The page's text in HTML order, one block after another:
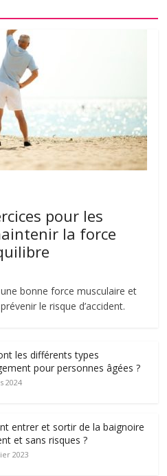
pour les
la force
bonne force musculaire et
le risque d’accident.
les différents types
pour personnes âgées ?
2024
entrer et sortir de la baignoire
et sans risques ?
2023